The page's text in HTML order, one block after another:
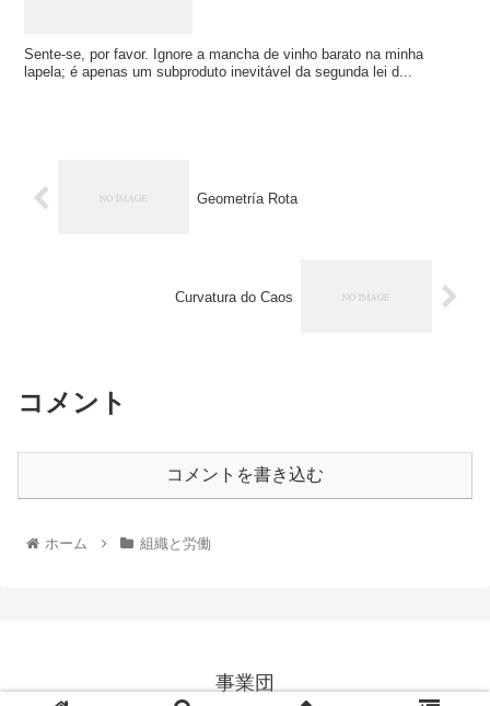
Sente-se, por favor. Ignore a mancha de vinho barato na minha
lapela; é apenas um subproduto inevitável da segunda lei d...
Geometría Rota
Curvatura do Caos
コメント
コメントを書き込む
ホーム 組織と労働
事業団